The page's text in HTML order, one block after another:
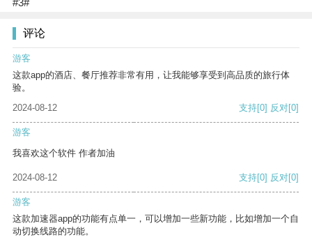
#3#
评论
游客
这款app的酒店、餐厅推荐非常有用，让我能够享受到高品质的旅行体
验。
2024-08-12
支持[0] 反对[0]
游客
我喜欢这个软件 作者加油
2024-08-12 支持[0] 反对[0]
游客
这款加速器app的功能有点单一，可以增加一些新功能，比如增加一个自
动切换线路的功能。